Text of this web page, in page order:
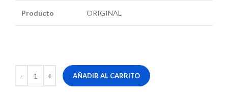
Producto ORIGINAL
AÑADIR AL CARRITO